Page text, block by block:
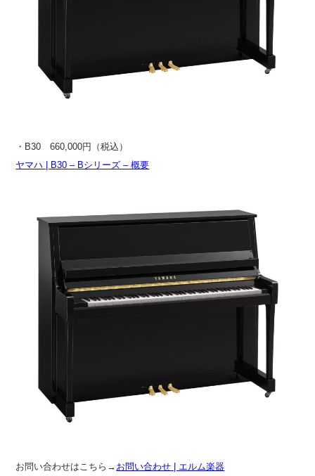
・B30 660,000円（税込）
ヤマハ | B30 – Bシリーズ – 概要
お問い合わせはこちら→ お問い合わせ | エルム楽器